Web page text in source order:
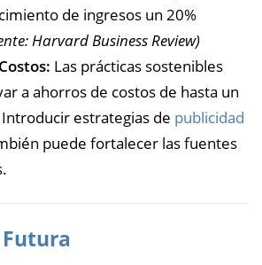
de ingresos un 20%
Harvard Business Review)
Las prácticas sostenibles
a ahorros de costos de hasta un
estrategias de publicidad
puede fortalecer las fuentes